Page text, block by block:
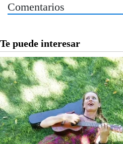
Comentarios